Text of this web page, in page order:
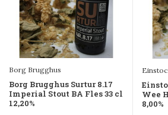
Borg Brugghus
Borg Brugghus Surtur 8.17
Imperial Stout BA Fles 33 cl
12,20%
Wee
8,00%